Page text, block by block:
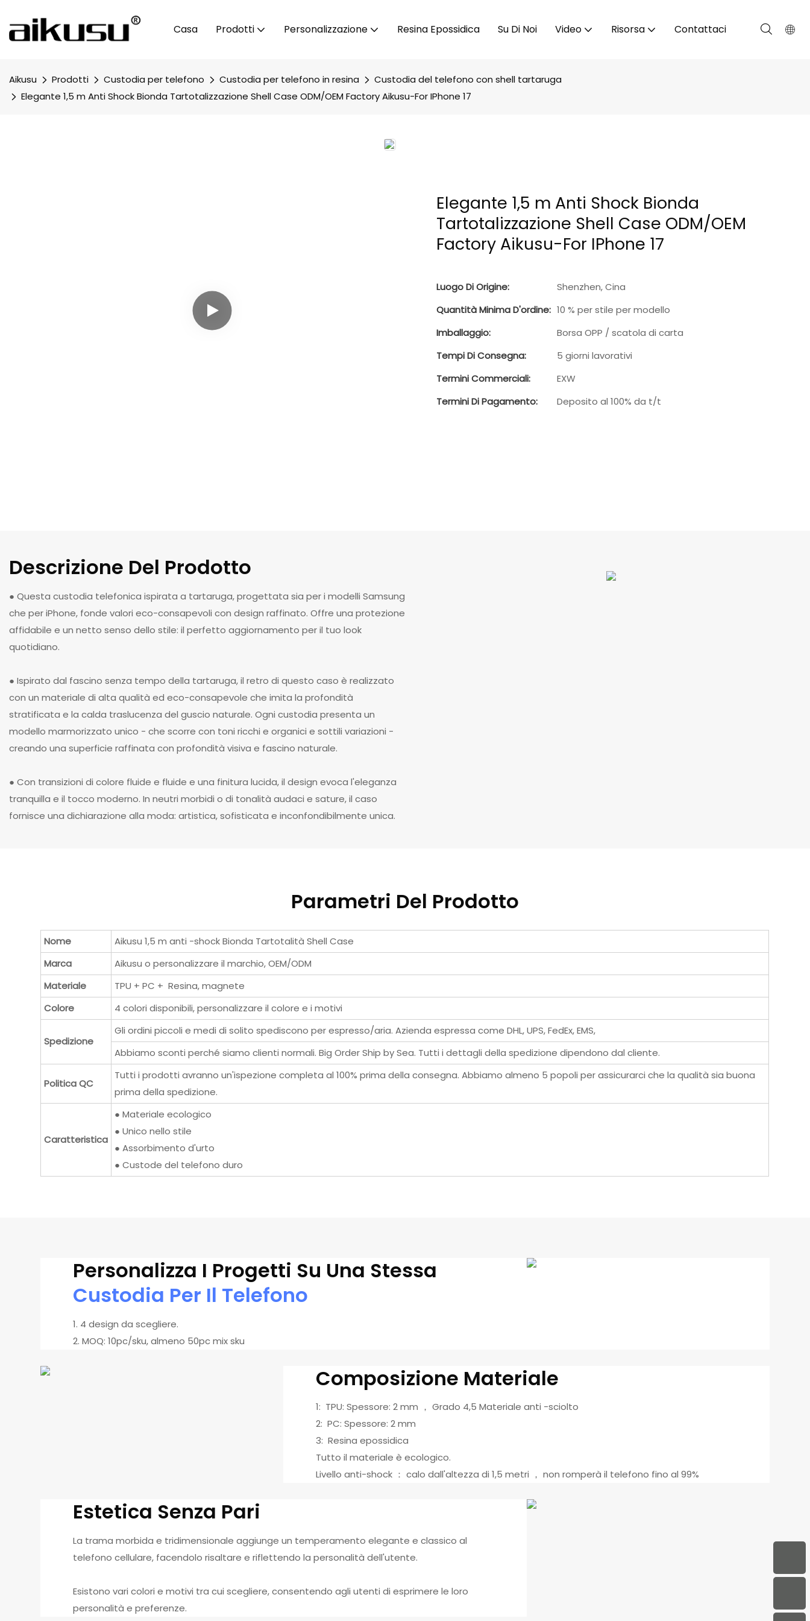
Casa Prodotti Personalizzazione Resina Epossidica Su Di Noi Video Risorsa Contattaci
Aikusu Prodotti Custodia per telefono Custodia per telefono in resina
Custodia del telefono con shell tartaruga
Elegante 1,5 m Anti Shock Bionda Tartotalizzazione Shell Case ODM/OEM Factory Aikusu-For IPhone 17
Elegante 1,5 m Anti Shock Bionda
Tartotalizzazione Shell Case ODM/OEM
Factory Aikusu-For IPhone 17
Luogo Di Origine:
Shenzhen, Cina
Quantità Minima D'ordine: 10 % per stile per modello
Imballaggio:
Borsa OPP / scatola di carta
Tempi Di Consegna:
5 giorni lavorativi
Termini Commerciali:
EXW
Termini Di Pagamento:
Deposito al 100% da t/t
Descrizione Del Prodotto
● Questa custodia telefonica ispirata a tartaruga, progettata sia per i modelli Samsung
che per iPhone, fonde valori eco-consapevoli con design raffinato. Offre una protezione
affidabile e un netto senso dello stile: il perfetto aggiornamento per il tuo look
quotidiano.
● Ispirato dal fascino senza tempo della tartaruga, il retro di questo caso è realizzato
con un materiale di alta qualità ed eco-consapevole che imita la profondità
stratificata e la calda traslucenza del guscio naturale. Ogni custodia presenta un
modello marmorizzato unico - che scorre con toni ricchi e organici e sottili variazioni -
creando una superficie raffinata con profondità visiva e fascino naturale.
● Con transizioni di colore fluide e fluide e una finitura lucida, il design evoca l'eleganza
tranquilla e il tocco moderno. In neutri morbidi o di tonalità audaci e sature, il caso
fornisce una dichiarazione alla moda: artistica, sofisticata e inconfondibilmente unica.
Parametri Del Prodotto
Nome
Aikusu 1,5 m anti -shock Bionda Tartotalità Shell Case
Marca
Aikusu o personalizzare il marchio, OEM/ODM
Materiale
TPU + PC + Resina, magnete
Colore
4 colori disponibili, personalizzare il colore e i motivi
Spedizione
Gli ordini piccoli e medi di solito spediscono per espresso/aria. Azienda espressa come DHL, UPS, FedEx, EMS,
Abbiamo sconti perché siamo clienti normali. Big Order Ship by Sea. Tutti i dettagli della spedizione dipendono dal cliente.
Politica QC
Tutti i prodotti avranno un'ispezione completa al 100% prima della consegna. Abbiamo almeno 5 popoli per assicurarci che la qualità sia buona
prima della spedizione.
Caratteristica
● Materiale ecologico
● Unico nello stile
● Assorbimento d'urto
● Custode del telefono duro
Personalizza I Progetti Su Una Stessa
Custodia Per Il Telefono
1. 4 design da scegliere.
2. MOQ: 10pc/sku, almeno 50pc mix sku
Composizione Materiale
1: TPU: Spessore: 2 mm ， Grado 4,5 Materiale anti -sciolto
2: PC: Spessore: 2 mm
3: Resina epossidica
Tutto il materiale è ecologico.
Livello anti-shock ： calo dall'altezza di 1,5 metri ， non romperà il telefono fino al 99%
Estetica Senza Pari
La trama morbida e tridimensionale aggiunge un temperamento elegante e classico al
telefono cellulare, facendolo risaltare e riflettendo la personalità dell'utente.
Esistono vari colori e motivi tra cui scegliere, consentendo agli utenti di esprimere le loro
personalità e preferenze.